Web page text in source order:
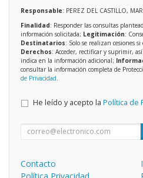
Responsable: PEREZ DEL CASTILLO,
Finalidad: Responder las consultas
información solicitada; Legitimación:
Destinatarios: Solo se realizan cesiones
Derechos: Acceder, rectificar y suprimir,
indica en la información adicional;
consultar la información completa de
de Privacidad
He leído y acepto la Política de
Contacto
Política Privacidad